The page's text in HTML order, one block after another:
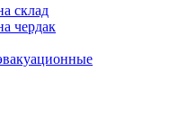
склад
чердак